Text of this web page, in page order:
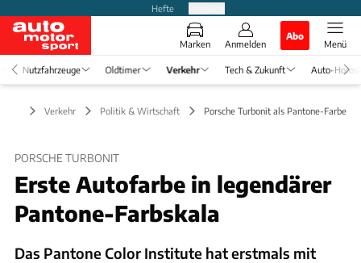
Hefte
Marken Anmelden
Abo
Menü
Nutzfahrzeuge Oldtimer Verkehr Tech & Zukunft Auto-
Verkehr Politik & Wirtschaft Porsche Turbonit als Pantone-Farbe
PORSCHE TURBONIT
Erste Autofarbe in legendärer
Pantone-Farbskala
Das Pantone Color Institute hat erstmals mit